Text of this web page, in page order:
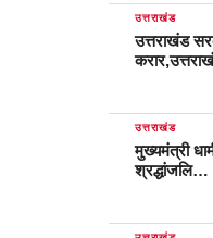
उत्तराखंड
उत्तराखंड
उत्तराखंड
मुख्यमंत्री
श्रद्धांजलि…